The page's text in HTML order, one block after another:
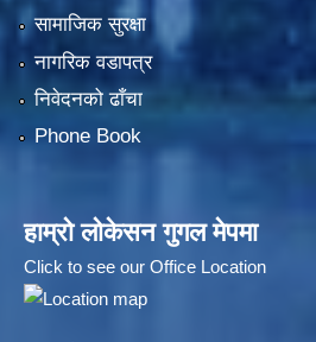
सामाजिक सुरक्षा
नागरिक वडापत्र
निवेदनको ढाँचा
Phone Book
हाम्रो लोकेसन गुगल मेपमा
Click to see our Office Location